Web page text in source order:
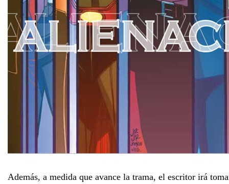
Además, a medida que avance la trama, el escritor irá